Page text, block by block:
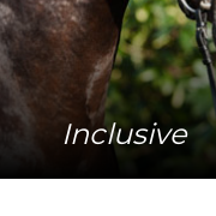
Inclusive